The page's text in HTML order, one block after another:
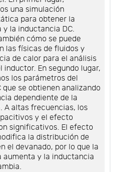
una simulación
para obtener la
y la inductancia DC.
cómo se puede
las físicas de fluidos y
de calor para el análisis
inductor. En segundo lugar,
los parámetros del
que se obtienen analizando
dependiente de la
A altas frecuencias, los
y el efecto
significativos. El efecto
la distribución de
el devanado, por lo que la
aumenta y la inductancia